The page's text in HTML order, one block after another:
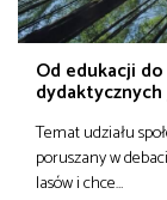
Od edukacji
Temat udziału
poruszany w
lasów i chce…